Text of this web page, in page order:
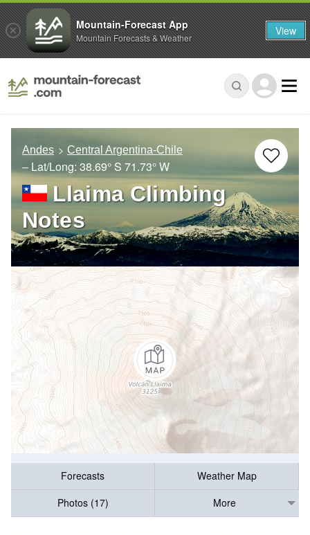
Andes Central Argentina-Chile
– Lat/Long: 38.69° S 71.73° W
Llaima Climbing
Notes
Forecasts
Weather Map
Photos (17)
More
Mountain-Forecast App
Mountain Forecasts & Weather View